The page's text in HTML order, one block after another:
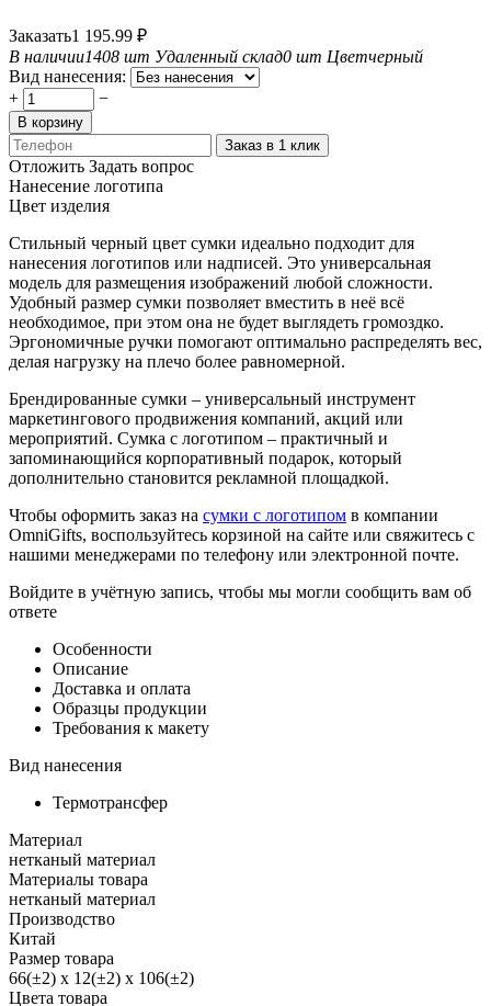
Заказать1 195.99 ₽
В наличии1408 шт Удаленный склад0 шт Цветчерный
Вид нанесения:
+
−
В корзину
Заказ в 1 клик
Отложить Задать вопрос
Нанесение логотипа
Цвет изделия
Стильный черный цвет сумки идеально подходит для
нанесения логотипов или надписей. Это универсальная
модель для размещения изображений любой сложности.
Удобный размер сумки позволяет вместить в неё всё
необходимое, при этом она не будет выглядеть громоздко.
Эргономичные ручки помогают оптимально распределять вес,
делая нагрузку на плечо более равномерной.
Брендированные сумки – универсальный инструмент
маркетингового продвижения компаний, акций или
мероприятий. Сумка с логотипом – практичный и
запоминающийся корпоративный подарок, который
дополнительно становится рекламной площадкой.
Чтобы оформить заказ на сумки с логотипом в компании
OmniGifts, воспользуйтесь корзиной на сайте или свяжитесь с
нашими менеджерами по телефону или электронной почте.
Войдите в учётную запись, чтобы мы могли сообщить вам об
ответе
Особенности
Описание
Доставка и оплата
Образцы продукции
Требования к макету
Вид нанесения
Термотрансфер
Материал
нетканый материал
Материалы товара
нетканый материал
Производство
Китай
Размер товара
66(±2) х 12(±2) х 106(±2)
Цвета товара